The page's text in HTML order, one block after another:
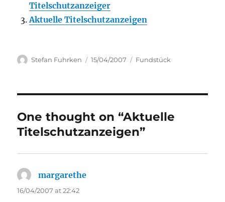
Titelschutzanzeiger
Aktuelle Titelschutzanzeigen
Author
Stefan Fuhrken
Posted
15/04/2007 Categories
Fundstück
One thought on “Aktuelle
Titelschutzanzeigen”
margarethe
16/04/2007 at 22:42